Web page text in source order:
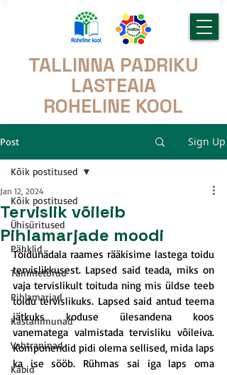
TALLINNA PADRIKU
LASTEAIA
ROHELINE KOOL
Post Sign Up
Kõik postitused
Ühisüritused
Pähklid
Tammetõrud
Pihlamarjad
Kastanimunad
Vahtraninad
Käbid
Kõik postitused
Tervislik võileib
Pihlamarjade moodi
Jan 12, 2024
Toidunädala raames rääkisime lastega toidu
tervislikkusest. Lapsed said teada, miks on
vaja tervislikult toituda ning mis üldse teeb
toidu tervislikuks. Lapsed said antud teema
jätkuks koduse ülesandena koos
vanematega valmistada tervisliku võileiva.
Komponendid pidi olema sellised, mida laps
ka ise sööb. Rühmas sai iga laps oma